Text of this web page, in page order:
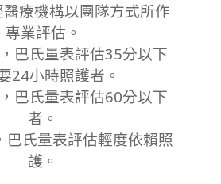
療機構以團隊方式所作
專業評估。
巴氏量表評估35分以下
24小時照護者。
巴氏量表評估60分以下
者。
巴氏量表評估輕度依賴照
護。